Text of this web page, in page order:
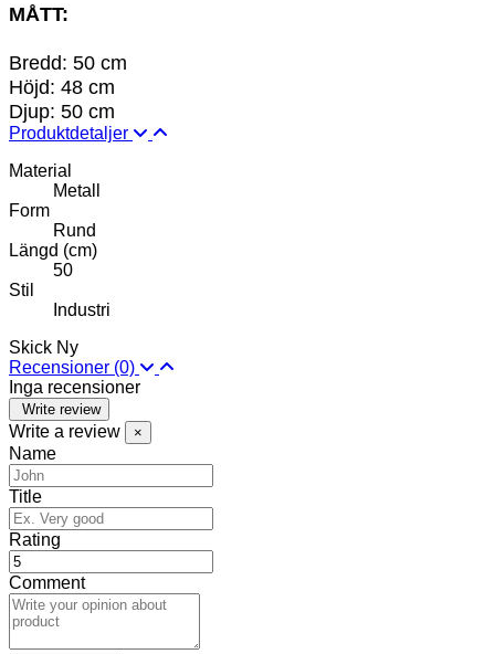
MÅTT:
Bredd: 50 cm
Höjd: 48 cm
Djup: 50 cm
Produktdetaljer
Material
Metall
Form
Rund
Längd (cm)
50
Stil
Industri
Skick Ny
Recensioner (0)
Inga recensioner
Write review
Write a review ×
Name
Title
Rating
Comment